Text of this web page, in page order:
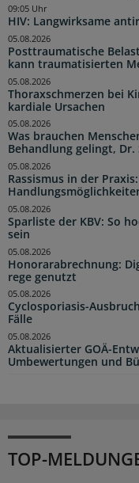
HIV: Langwirksame
09:05 Uhr
Posttraumatische
kann traumatisierten
05.08.2026
Thoraxschmerzen bei
kardiale Ursachen
05.08.2026
Was brauchen
Behandlung gelingt, Dr.
05.08.2026
Rassismus in der
05.08.2026
Sparliste der KBV: So
sein
05.08.2026
Honorarabrechnung:
rege genutzt
05.08.2026
Cyclosporiasis-
Fälle
05.08.2026
Aktualisierter GOÄ-
Umbewertungen und
05.08.2026
TOP-